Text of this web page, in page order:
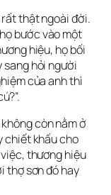
thật ngoài đời.
bước vào một
hiệu, họ bối
sang hỏi người
của anh thì
còn nằm ở
chiết khấu cho
thương hiệu
thợ sơn đó hay